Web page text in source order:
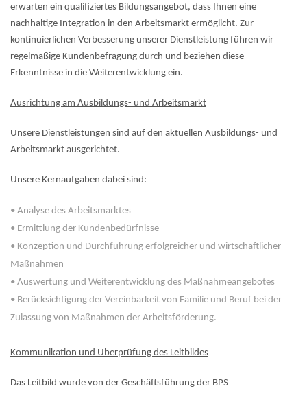
erwarten ein qualifiziertes Bildungsangebot, dass Ihnen eine
nachhaltige Integration in den Arbeitsmarkt ermöglicht. Zur
kontinuierlichen Verbesserung unserer Dienstleistung führen wir
regelmäßige Kundenbefragung durch und beziehen diese
Erkenntnisse in die Weiterentwicklung ein.
Ausrichtung am Ausbildungs- und Arbeitsmarkt
Unsere Dienstleistungen sind auf den aktuellen Ausbildungs- und
Arbeitsmarkt ausgerichtet.
Unsere Kernaufgaben dabei sind:
• Analyse des Arbeitsmarktes
• Ermittlung der Kundenbedürfnisse
• Konzeption und Durchführung erfolgreicher und wirtschaftlicher
Maßnahmen
• Auswertung und Weiterentwicklung des Maßnahmeangebotes
• Berücksichtigung der Vereinbarkeit von Familie und Beruf bei der
Zulassung von Maßnahmen der Arbeitsförderung.
Kommunikation und Überprüfung des Leitbildes
Das Leitbild wurde von der Geschäftsführung der BPS